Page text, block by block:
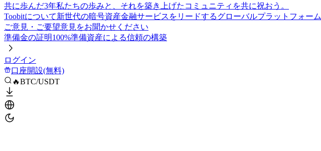
共に歩んだ3年私たちの歩みと、それを築き上げたコミュニティを共に祝おう。
Toobitについて新世代の暗号資産金融サービスをリードするグローバルプラットフォーム
ご意見・ご要望意見をお聞かせください
準備金の証明100%準備資産による信頼の構築
ログイン
口座開設(無料)
🔥BTC/USDT